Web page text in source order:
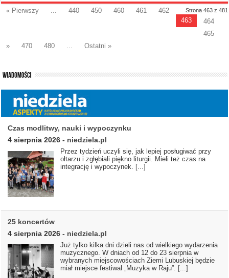
Strona 463 z 481
« Pierwszy ... 440 450 460 461
462
463
464
465
»
470 480 ... Ostatni »
Czas modlitwy, nauki i wypoczynku
4 sierpnia 2026 - niedziela.pl
Przez tydzień uczyli się, jak lepiej posługiwać przy
ołtarzu i zgłębiali piękno liturgii. Mieli też czas na
integrację i wypoczynek. [...]
25 koncertów
4 sierpnia 2026 - niedziela.pl
Już tylko kilka dni dzieli nas od wielkiego wydarzenia
muzycznego. W dniach od 12 do 23 sierpnia w
wybranych miejscowościach Ziemi Lubuskiej będzie
miał miejsce festiwal „Muzyka w Raju”. [...]